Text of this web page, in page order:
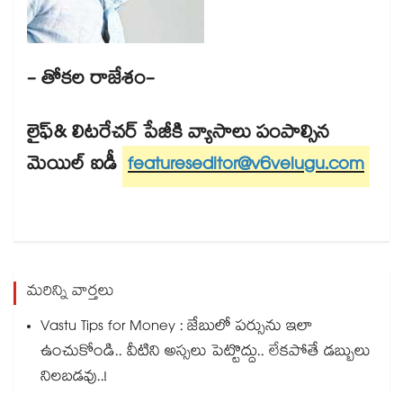
- తోకల రాజేశం-
లైఫ్​& లిటరేచర్​ పేజీకి వ్యాసాలు పంపాల్సిన
మెయిల్​ ఐడీ featureseditor@v6velugu.com
మరిన్ని వార్తలు
Vastu Tips for Money : జేబులో పర్సును ఇలా
ఉంచుకోండి.. వీటిని అస్సలు పెట్టొద్దు.. లేకపోతే డబ్బులు
నిలబడవు..!